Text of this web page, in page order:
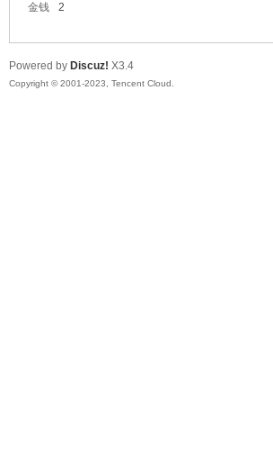
金钱
2
Powered by Discuz! X3.4
Copyright © 2001-2023, Tencent Cloud.